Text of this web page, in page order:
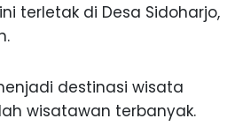
terletak di Desa Sidoharjo,
destinasi wisata
wisatawan terbanyak.